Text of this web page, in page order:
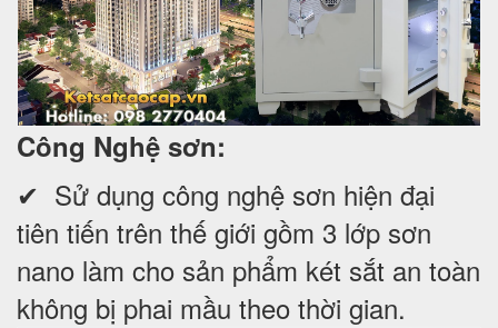
Công Nghệ sơn:
✔ Sử dụng công nghệ sơn hiện đại
tiên tiến trên thế giới gồm 3 lớp sơn
nano làm cho sản phẩm két sắt an toàn
không bị phai mầu theo thời gian.